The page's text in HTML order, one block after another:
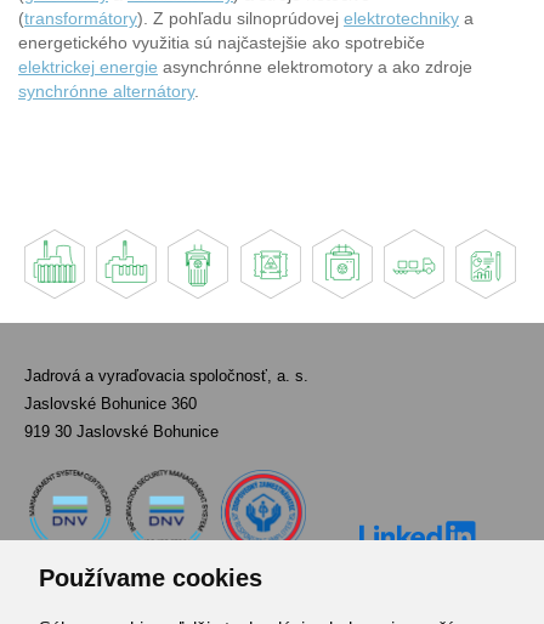
Používame cookies
(transformátory). Z pohľadu silnoprúdovej elektrotechniky a
energetického využitia sú najčastejšie ako spotrebiče
elektrickej energie asynchrónne elektromotory a ako zdroje
synchrónne alternátory.
Jadrová a vyraďovacia spoločnosť, a. s.
Jaslovské Bohunice 360
919 30 Jaslovské Bohunice